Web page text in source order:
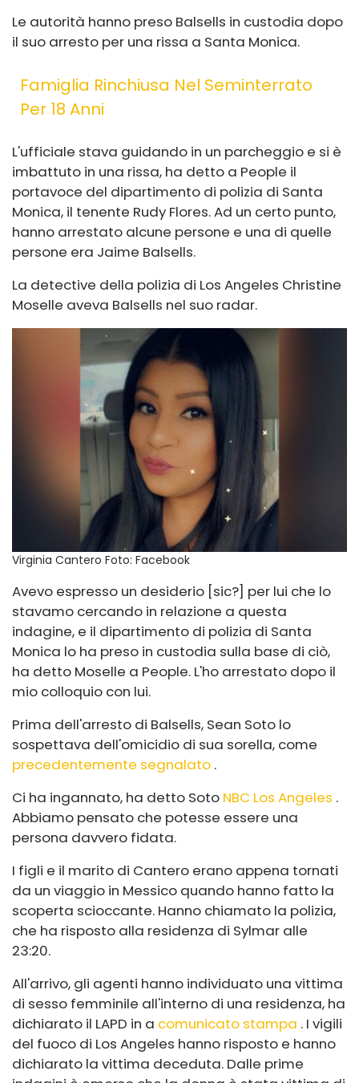
Le autorità hanno preso Balsells in custodia dopo
il suo arresto per una rissa a Santa Monica.
Famiglia Rinchiusa Nel Seminterrato
Per 18 Anni
L'ufficiale stava guidando in un parcheggio e si è
imbattuto in una rissa, ha detto a People il
portavoce del dipartimento di polizia di Santa
Monica, il tenente Rudy Flores. Ad un certo punto,
hanno arrestato alcune persone e una di quelle
persone era Jaime Balsells.
La detective della polizia di Los Angeles Christine
Moselle aveva Balsells nel suo radar.
Virginia Cantero Foto: Facebook
Avevo espresso un desiderio [sic?] per lui che lo
stavamo cercando in relazione a questa
indagine, e il dipartimento di polizia di Santa
Monica lo ha preso in custodia sulla base di ciò,
ha detto Moselle a People. L'ho arrestato dopo il
mio colloquio con lui.
Prima dell'arresto di Balsells, Sean Soto lo
sospettava dell'omicidio di sua sorella, come
precedentemente segnalato .
Ci ha ingannato, ha detto Soto NBC Los Angeles .
Abbiamo pensato che potesse essere una
persona davvero fidata.
I figli e il marito di Cantero erano appena tornati
da un viaggio in Messico quando hanno fatto la
scoperta scioccante. Hanno chiamato la polizia,
che ha risposto alla residenza di Sylmar alle
23:20.
All'arrivo, gli agenti hanno individuato una vittima
di sesso femminile all'interno di una residenza, ha
dichiarato il LAPD in a comunicato stampa . I vigili
del fuoco di Los Angeles hanno risposto e hanno
dichiarato la vittima deceduta. Dalle prime